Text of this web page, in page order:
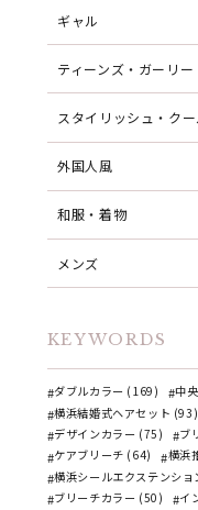
ギャル
ティーンズ・ガーリー
スタイリッシュ・クー
外国人風
和服・着物
メンズ
KEYWORDS
ダブルカラー (169) 中
横浜結婚式ヘアセット (93)
デザインカラー (75)
ブ
ケアブリーチ (64)
横浜
横浜シールエクステンシ
ブリーチカラー (50)
イ